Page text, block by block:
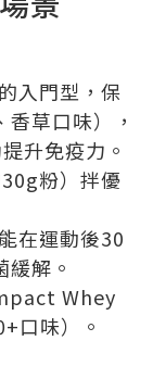
入門型，保
草口味），
升免疫力。
粉）拌優
在運動後30
解。
Whey
口味）。